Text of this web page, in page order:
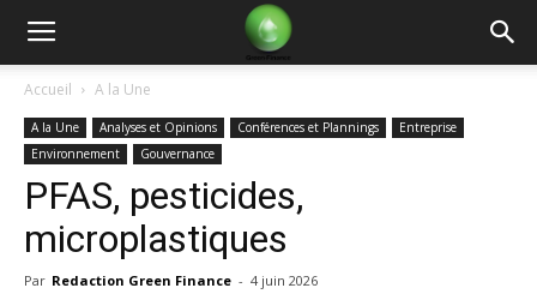
Green
Finance
Accueil A la Une
A la Une Analyses et Opinions Conférences et Plannings
Entreprise
Environnement
Gouvernance
PFAS, pesticides,
microplastiques
Par Redaction Green Finance - 4 juin 2026